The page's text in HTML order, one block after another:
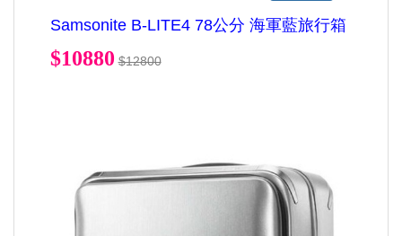
Samsonite B-LITE4 78公分 海軍藍旅行箱
$10880 $12800